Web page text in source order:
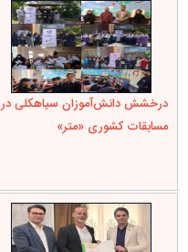
درخشش دانش‌آموزان سیاهکلی در
مسابقات کشوری «متر»